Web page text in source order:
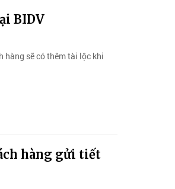
BIDV
hàng sẽ có thêm tài lộc khi
hàng gửi tiết